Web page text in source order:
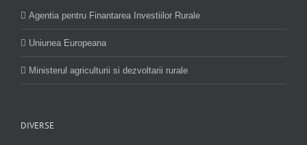
Agentia pentru Finantarea Investiilor Rurale
Uniunea Europeana
Ministerul agriculturii si dezvoltarii rurale
DIVERSE